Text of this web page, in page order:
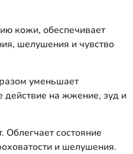
кожи, обеспечивает
шелушения и чувство
уменьшает
действие на жжение, зуд и
состояние
и шелушения.